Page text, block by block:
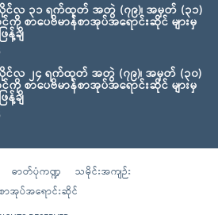
လိုင်လ ၃၁ ရက်ထုတ် အတွဲ (၇၉)၊ အမှတ် (၃၁)
င်ကို စာပေဗိမာန်စာအုပ်အရောင်းဆိုင် များမှ
ချိ
လိုင်လ ၂၄ ရက်ထုတ် အတွဲ (၇၉)၊ အမှတ် (၃၀)
င်ကို စာပေဗိမာန်စာအုပ်အရောင်းဆိုင် များမှ
ချိ
ဓာတ်ပုံကဏ္ဍ
သမိုင်းအကျဉ်း
စာအုပ်အရောင်းဆိုင်